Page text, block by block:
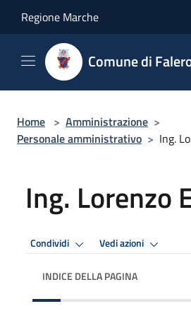
Regione Marche
Comune di
Home > Amministrazione >
Personale amministrativo > Ing.
Ing. Lorenzo
Condividi Vedi azioni
INDICE DELLA PAGINA